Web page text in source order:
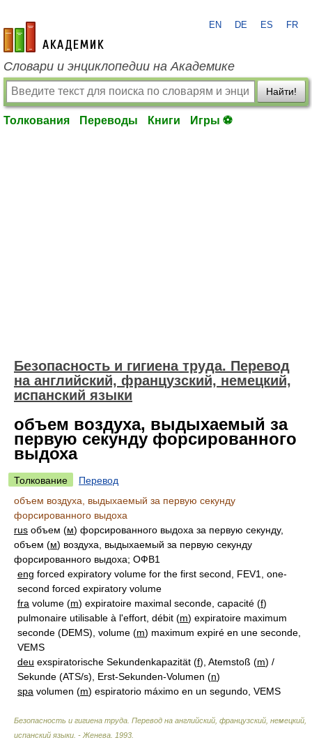
academic.ru
EN DE ES FR
Словари и энциклопедии на Академике
Найти!
Толкования Переводы Книги Игры ⚽
Безопасность и гигиена труда. Перевод
на английский, французский, немецкий,
испанский языки
объем воздуха, выдыхаемый за
первую секунду форсированного
выдоха
Толкование
Перевод
объем воздуха, выдыхаемый за первую секунду
форсированного выдоха
rus объем (м) форсированного выдоха за первую секунду,
объем (м) воздуха, выдыхаемый за первую секунду
форсированного выдоха; ОФВ1
eng forced expiratory volume for the first second, FEV1, one-
second forced expiratory volume
fra volume (m) expiratoire maximal seconde, capacité (f)
pulmonaire utilisable à l'effort, débit (m) expiratoire maximum
seconde (DEMS), volume (m) maximum expiré en une seconde,
VEMS
deu exspiratorische Sekundenkapazität (f), Atemstoß (m) /
Sekunde (ATS/s), Erst-Sekunden-Volumen (n)
spa volumen (m) espiratorio máximo en un segundo, VEMS
Безопасность и гигиена труда. Перевод на английский, французский, немецкий,
испанский языки. - Женева 1993